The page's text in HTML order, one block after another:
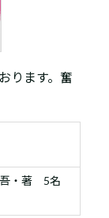
ります。奮
吾・著 5名